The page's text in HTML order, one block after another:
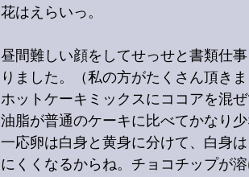
花はえらいっ。
昼間難しい顔をしてせっせと書類仕
りました。（私の方がたくさん頂きま
ホットケーキミックスにココアを混
油脂が普通のケーキに比べてかなり
一応卵は白身と黄身に分けて、白身
にくくなるからね。チョコチップが